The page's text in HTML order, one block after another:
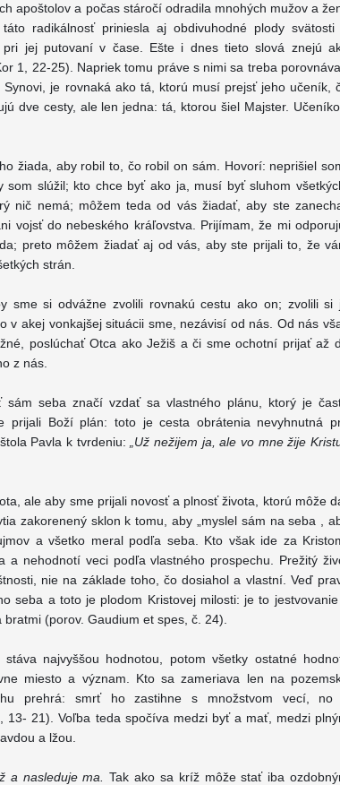
apoštolov a počas stáročí odradila mnohých mužov a
radikálnosť priniesla aj obdivuhodné plody svätosti
pri jej putovaní v čase. Ešte i dnes tieto slová znejú
1, 22-25). Napriek tomu práve s nimi sa treba
je rovnaká ako tá, ktorú musí prejsť jeho učeník,
dve cesty, ale len jedna: tá, ktorou šiel Majster.
žiada, aby robil to, čo robil on sám. Hovorí: neprišiel
slúžil; kto chce byť ako ja, musí byť sluhom
nič nemá; môžem teda od vás žiadať, aby ste
vojsť do nebeského kráľovstva. Prijímam, že mi
preto môžem žiadať aj od vás, aby ste prijali to, že
strán.
sme si odvážne zvolili rovnakú cestu ako on; zvolili si
v akej vonkajšej situácii sme, nezávisí od nás. Od nás
poslúchať Otca ako Ježiš a či sme ochotní prijať až
z nás.
sám seba značí vzdať sa vlastného plánu, ktorý je
prijali Boží plán: toto je cesta obrátenia nevyhnutná
Pavla k tvrdeniu:
„Už nežijem ja, ale vo mne žije
ale aby sme prijali novosť a plnosť života, ktorú môže
zakorenený sklon k tomu, aby „myslel sám na seba ,
a všetko meral podľa seba. Kto však ide za
a nehodnotí veci podľa vlastného prospechu. Prežitý
nie na základe toho, čo dosiahol a vlastní. Veď
seba a toto je plodom Kristovej milosti: je to
(porov. Gaudium et spes, č. 24).
najvyššou hodnotou, potom všetky ostatné
miesto a význam. Kto sa zameriava len na
prehrá: smrť ho zastihne s množstvom vecí, no
13- 21). Voľba teda spočíva medzi byť a mať, medzi
a lžou.
a nasleduje ma.Tak ako sa kríž môže stať iba